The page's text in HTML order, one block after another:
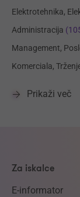
Elektrotehnika,
Administracija
Management,
Komerciala,
Prikaži več
Za iskalce
E-informator